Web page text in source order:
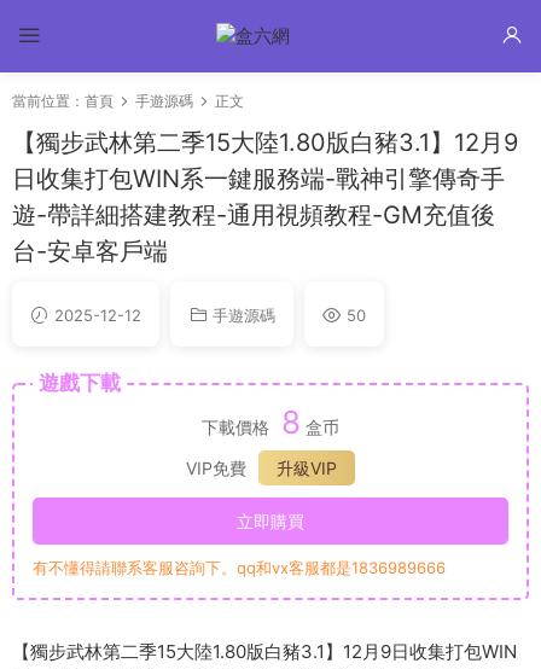
當前位置： 首頁 手遊源碼 正文
【獨步武林第二季15大陸1.80版白豬3.1】12月9
日收集打包WIN系一鍵服務端-戰神引擎傳奇手
遊-帶詳細搭建教程-通用視頻教程-GM充值後
台-安卓客戶端
2025-12-12 手遊源碼 50
遊戲下載
下載價格 8 盒币
VIP免費
升級VIP
立即購買
有不懂得請聯系客服咨詢下。qq和vx客服都是1836989666
【獨步武林第二季15大陸1.80版白豬3.1】12月9日收集打包WIN